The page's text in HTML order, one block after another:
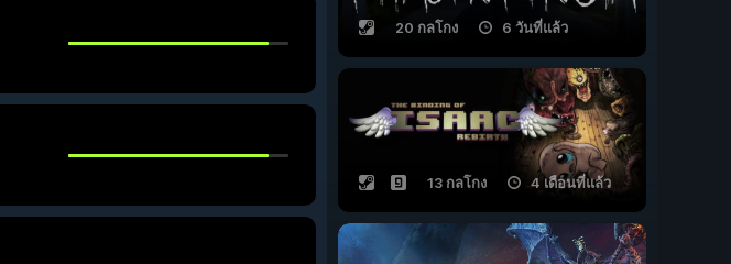
20 กลโกง 6 วันที่แล้ว
13 กลโกง 4 เดือนที่แล้ว